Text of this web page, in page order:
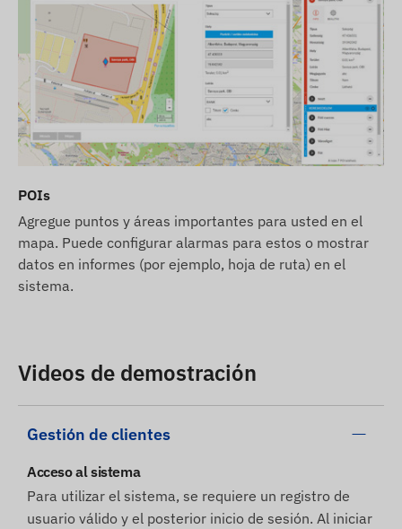
POIs
Agregue puntos y áreas importantes para usted en el
mapa. Puede configurar alarmas para estos o mostrar
datos en informes (por ejemplo, hoja de ruta) en el
sistema.
Videos de demostración
Gestión de clientes
Acceso al sistema
Para utilizar el sistema, se requiere un registro de
usuario válido y el posterior inicio de sesión. Al iniciar